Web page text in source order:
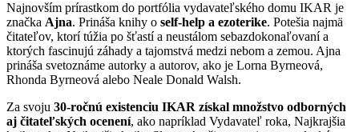
Najnovším prírastkom do portfólia vydavateľského domu IKAR je
značka Ajna. Prináša knihy o self-help a ezoterike. Potešia najmä
čitateľov, ktorí túžia po šťastí a neustálom sebazdokonaľovaní a
ktorých fascinujú záhady a tajomstvá medzi nebom a zemou. Ajna
prináša svetoznáme autorky a autorov, ako je Lorna Byrneová,
Rhonda Byrneová alebo Neale Donald Walsh.
Za svoju 30-ročnú existenciu IKAR získal množstvo odborných
aj čitateľských ocenení, ako napríklad Vydavateľ roka, Najkrajšia